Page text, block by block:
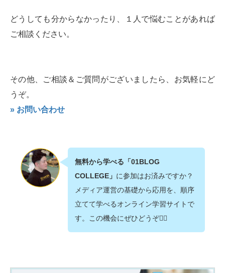
どうしても分からなかったり、１人で悩むことがあれば
ご相談ください。
その他、ご相談＆ご質問がございましたら、お気軽にど
うぞ。
» お問い合わせ
無料から学べる「01BLOG
COLLEGE」 に参加はお済みですか？
メディア運営の基礎から応用を、順序
立てて学べるオンライン学習サイトで
す。この機会にぜひどうぞ💁‍♂️